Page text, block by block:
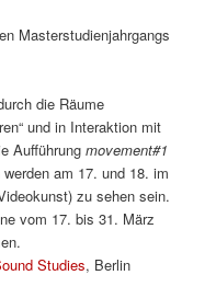
Masterstudienjahrgangs
die Räume
und in Interaktion mit
Aufführungmovement#1
am 17. und 18. im
zu sehen sein.
vom 17. bis 31. März
Studies, Berlin